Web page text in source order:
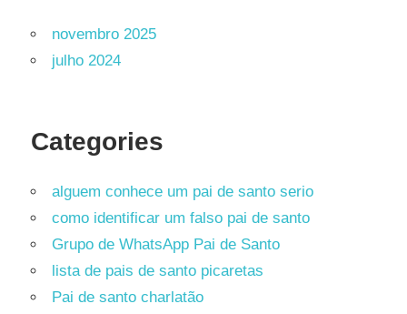
novembro 2025
julho 2024
Categories
alguem conhece um pai de santo serio
como identificar um falso pai de santo
Grupo de WhatsApp Pai de Santo
lista de pais de santo picaretas
Pai de santo charlatão